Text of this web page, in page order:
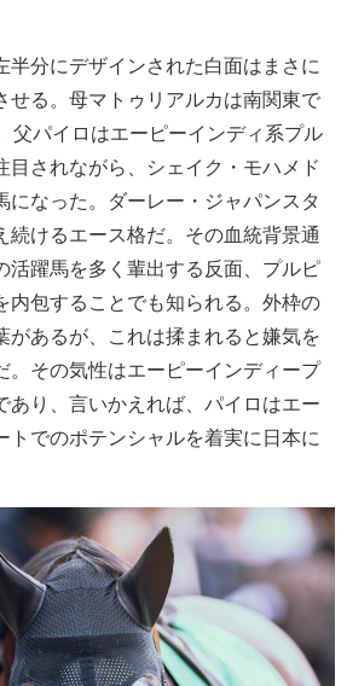
半分にデザインされた白面はまさに
せる。母マトゥリアルカは南関東で
父パイロはエーピーインディ系プル
目されながら、シェイク・モハメド
になった。ダーレー・ジャパンスタ
続けるエース格だ。その血統背景通
活躍馬を多く輩出する反面、プルピ
内包することでも知られる。外枠の
があるが、これは揉まれると嫌気を
。その気性はエーピーインディープ
あり、言いかえれば、パイロはエー
トでのポテンシャルを着実に日本に